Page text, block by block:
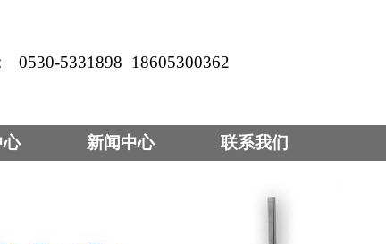
0530-5331898 18605300362
心 新闻中心 联系我们